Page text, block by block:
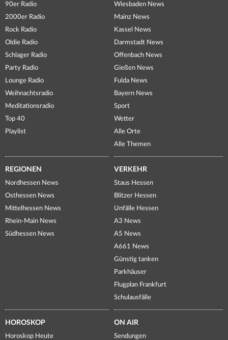
90er Radio
2000er Radio
Rock Radio
Oldie Radio
Schlager Radio
Party Radio
Lounge Radio
Weihnachtsradio
Meditationsradio
Top 40
Playlist
Wiesbaden News
Mainz News
Kassel News
Darmstadt News
Offenbach News
Gießen News
Fulda News
Bayern News
Sport
Wetter
Alle Orte
Alle Themen
REGIONEN
Nordhessen News
Osthessen News
Mittelhessen News
Rhein-Main News
Südhessen News
VERKEHR
Staus Hessen
Blitzer Hessen
Unfälle Hessen
A3 News
A5 News
A661 News
Günstig tanken
Parkhäuser
Flugplan Frankfurt
Schulausfälle
HOROSKOP
Horoskop Heute
ON AIR
Sendungen